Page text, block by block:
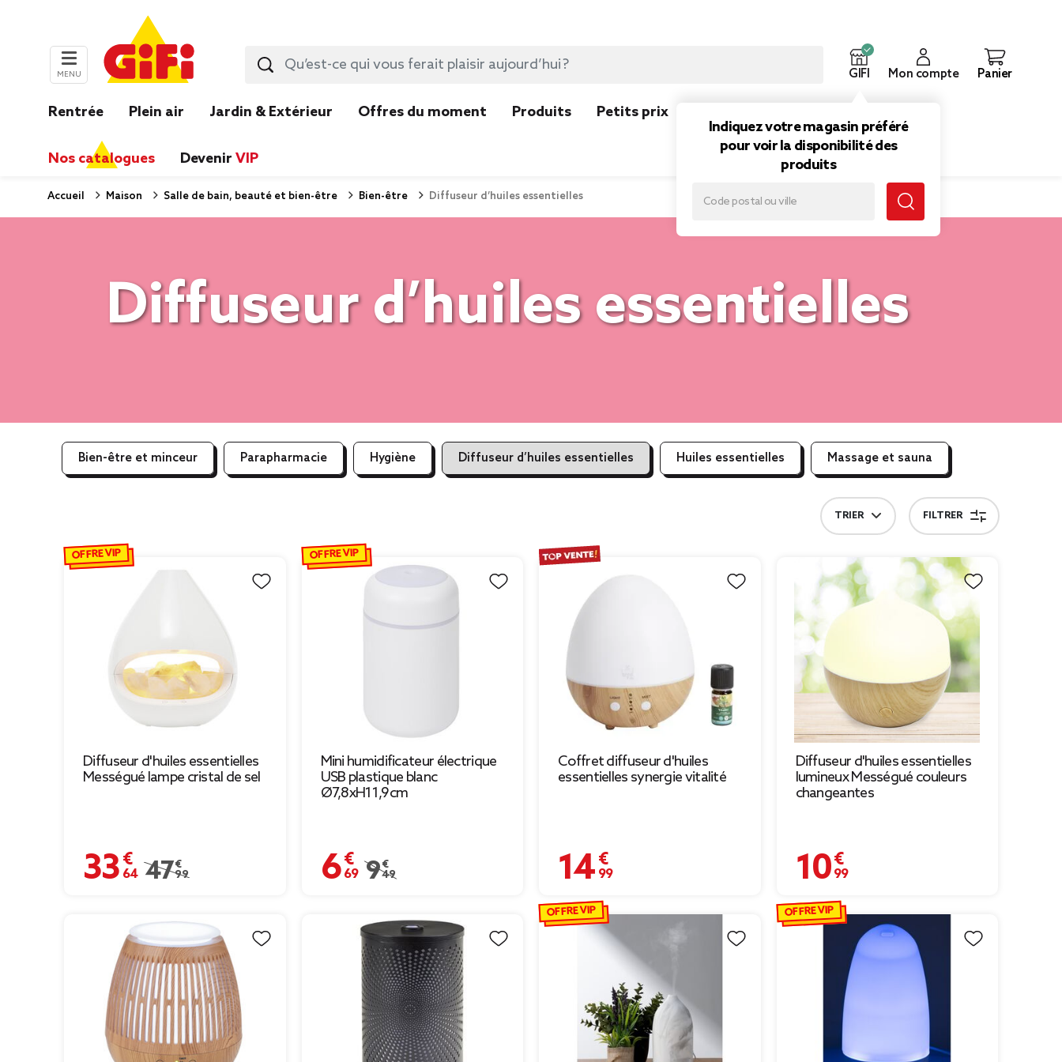
MENU GIFI
Indiquez votre magasin préféré
pour voir la disponibilité des
produits
Mon compte Panier
Rentrée Plein air Jardin & Extérieur Offres du moment Produits Petits prix
Nos catalogues Devenir VIP
Accueil Maison Salle de bain, beauté et bien-être Bien-être Diffuseur d’huiles essentielles
Diffuseur d’huiles essentielles
Bien-être et minceur Parapharmacie Hygiène Diffuseur d’huiles essentielles Huiles essentielles Massage et sauna
TRIER FILTRER
Diffuseur d'huiles essentielles
Mességué lampe cristal de sel
33,64 €
Prix remisé de 47,99 € à 33,64 €
47,99 €
OFFRE VIP
Mini humidificateur électrique
USB plastique blanc
Ø7,8xH11,9cm
6,69 €
Prix remisé de 9,49 € à 6,69 €
9,49 €
OFFRE VIP
Coffret diffuseur d'huiles
essentielles synergie vitalité
14,99 €
Diffuseur d'huiles essentielles
lumineux Mességué couleurs
changeantes
10,99 €
OFFRE VIP OFFRE VIP